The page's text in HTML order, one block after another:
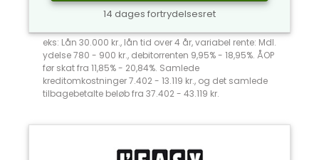
14 dages fortrydelsesret
eks: Lån 30.000 kr., lån tid over 4 år, variabel rente: Mdl.
ydelse 780 - 900 kr., debitorrenten 9,95% - 18,95%. ÅOP
før skat fra 11,85% - 20,84%. Samlede
kreditomkostninger 7.402 - 13.119 kr., og det samlede
tilbagebetalte beløb fra 37.402 - 43.119 kr.